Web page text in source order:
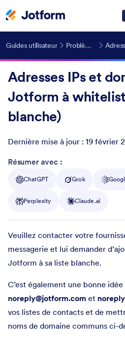
Guides utilisateur Problèmes d'email
Adresses IPs et
Jotform à
blanche)
Dernière mise à jour : 19 février
Post ID
Résumer avec :
ChatGPT Grok
Perplexity Claude.ai
Veuillez contacter votre
messagerie et lui demander
Jotform à sa liste blanche.
C’est également une bonne idée
noreply@jotform.com et
vos listes de contacts et de
noms de domaine communs ci-